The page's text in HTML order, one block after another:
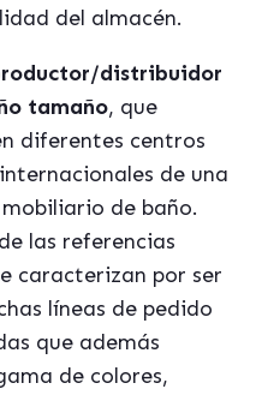
del almacén.
distribuidor
tamaño, que
diferentes centros
de una
de baño.
las referencias
caracterizan por ser
líneas de pedido
que además
de colores,